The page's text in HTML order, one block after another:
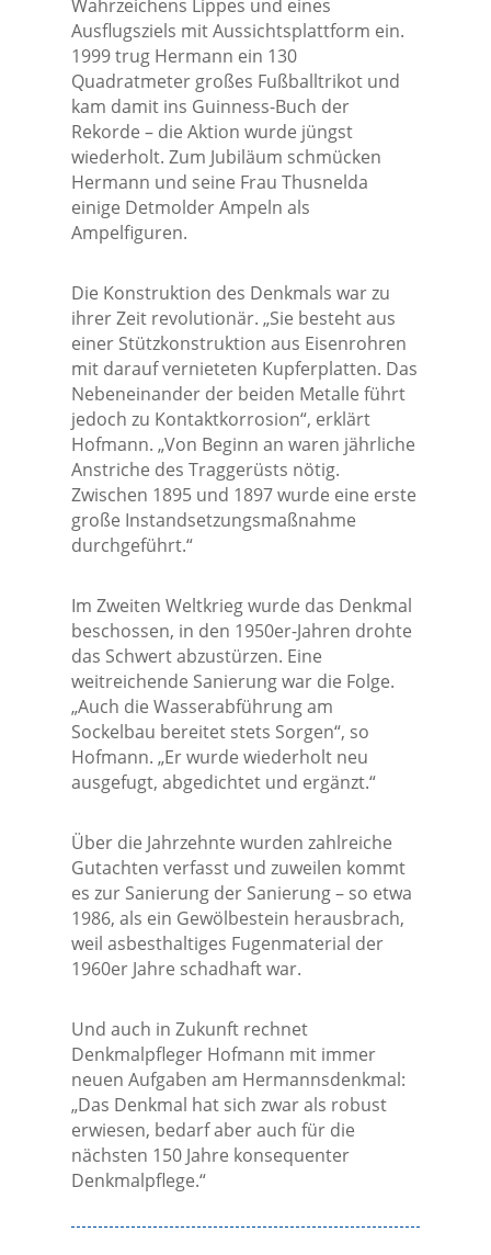
Wahrzeichens Lippes und eines
Ausflugsziels mit Aussichtsplattform ein.
1999 trug Hermann ein 130
Quadratmeter großes Fußballtrikot und
kam damit ins Guinness-Buch der
Rekorde – die Aktion wurde jüngst
wiederholt. Zum Jubiläum schmücken
Hermann und seine Frau Thusnelda
einige Detmolder Ampeln als
Ampelfiguren.
Die Konstruktion des Denkmals war zu
ihrer Zeit revolutionär. „Sie besteht aus
einer Stützkonstruktion aus Eisenrohren
mit darauf vernieteten Kupferplatten. Das
Nebeneinander der beiden Metalle führt
jedoch zu Kontaktkorrosion“, erklärt
Hofmann. „Von Beginn an waren jährliche
Anstriche des Traggerüsts nötig.
Zwischen 1895 und 1897 wurde eine erste
große Instandsetzungsmaßnahme
durchgeführt.“
Im Zweiten Weltkrieg wurde das Denkmal
beschossen, in den 1950er-Jahren drohte
das Schwert abzustürzen. Eine
weitreichende Sanierung war die Folge.
„Auch die Wasserabführung am
Sockelbau bereitet stets Sorgen“, so
Hofmann. „Er wurde wiederholt neu
ausgefugt, abgedichtet und ergänzt.“
Über die Jahrzehnte wurden zahlreiche
Gutachten verfasst und zuweilen kommt
es zur Sanierung der Sanierung – so etwa
1986, als ein Gewölbestein herausbrach,
weil asbesthaltiges Fugenmaterial der
1960er Jahre schadhaft war.
Und auch in Zukunft rechnet
Denkmalpfleger Hofmann mit immer
neuen Aufgaben am Hermannsdenkmal:
„Das Denkmal hat sich zwar als robust
erwiesen, bedarf aber auch für die
nächsten 150 Jahre konsequenter
Denkmalpflege.“